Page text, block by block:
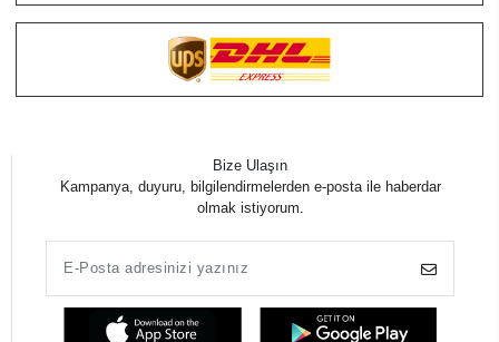
Bize Ulaşın
Kampanya, duyuru, bilgilendirmelerden e-posta ile haberdar
olmak istiyorum.